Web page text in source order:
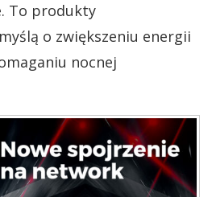
To produkty
o zwiększeniu energii
nocnej